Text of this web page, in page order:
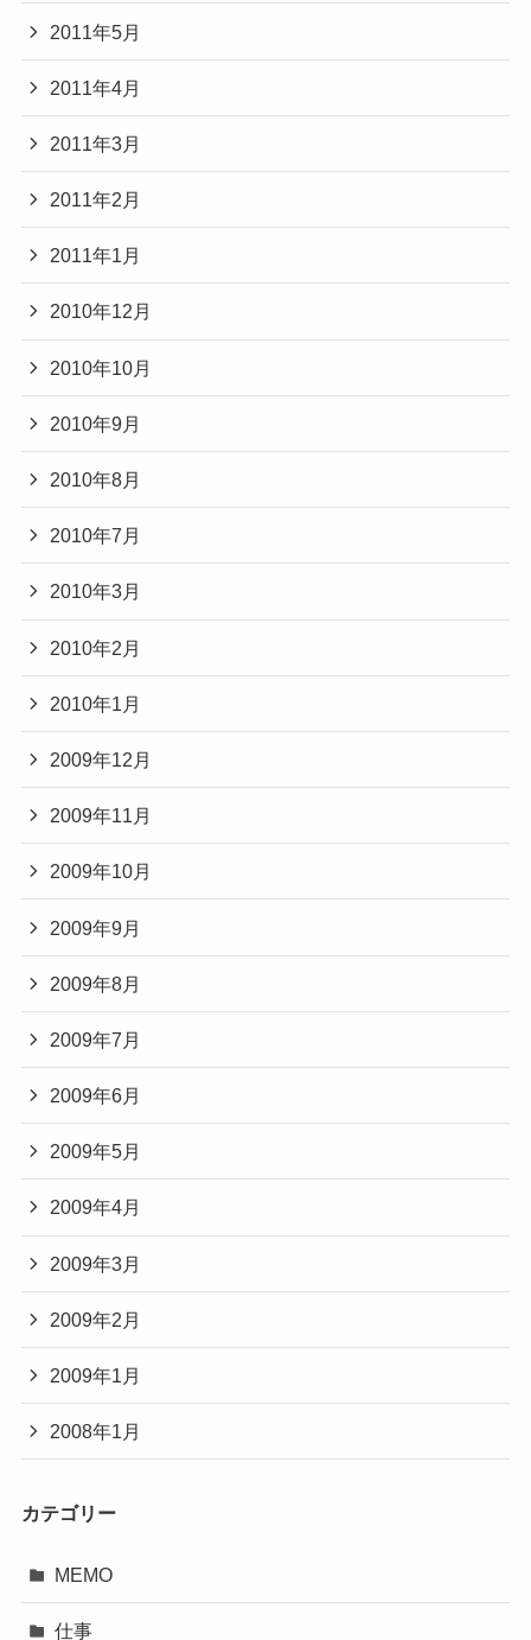
2011年5月
2011年4月
2011年3月
2011年2月
2011年1月
2010年12月
2010年10月
2010年9月
2010年8月
2010年7月
2010年3月
2010年2月
2010年1月
2009年12月
2009年11月
2009年10月
2009年9月
2009年8月
2009年7月
2009年6月
2009年5月
2009年4月
2009年3月
2009年2月
2009年1月
2008年1月
カテゴリー
MEMO
仕事